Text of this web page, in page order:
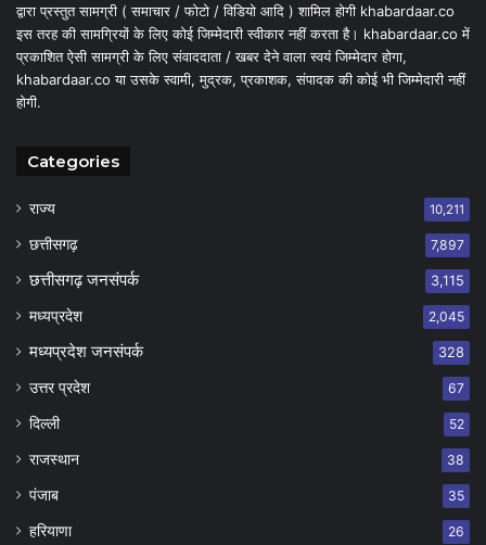
द्वारा प्रस्तुत सामग्री ( समाचार / फोटो / विडियो आदि ) शामिल होगी khabardaar.co
इस तरह की सामग्रियों के लिए कोई जिम्मेदारी स्वीकार नहीं करता है। khabardaar.co में
प्रकाशित ऐसी सामग्री के लिए संवाददाता / खबर देने वाला स्वयं जिम्मेदार होगा,
khabardaar.co या उसके स्वामी, मुद्रक, प्रकाशक, संपादक की कोई भी जिम्मेदारी नहीं
होगी.
Categories
राज्य 10,211
छत्तीसगढ़ 7,897
छत्तीसगढ़ जनसंपर्क 3,115
मध्यप्रदेश 2,045
मध्यप्रदेश जनसंपर्क 328
उत्तर प्रदेश 67
दिल्ली 52
राजस्थान 38
पंजाब 35
हरियाणा 26